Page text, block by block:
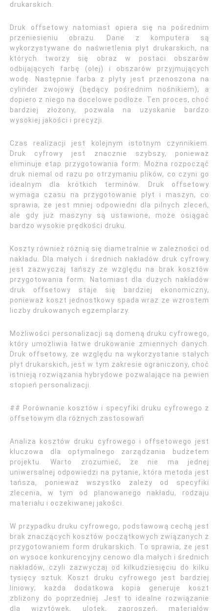
drukarskich.
Druk offsetowy natomiast opiera się na pośrednim
przeniesieniu obrazu. Dane z komputera są
wykorzystywane do naświetlenia płyt drukarskich, na
których tworzy się obraz w postaci obszarów
odbijających farbę (olej) i obszarów przyjmujących
wodę. Następnie farba z płyty jest przenoszona na
cylinder zwojowy (będący pośrednim nośnikiem), a
dopiero z niego na docelowe podłoże. Ten proces, choć
bardziej złożony, pozwala na uzyskanie bardzo
wysokiej jakości i precyzji.
Czas realizacji jest kolejnym istotnym czynnikiem.
Druk cyfrowy jest znacznie szybszy, ponieważ
eliminuje etap przygotowania form. Można rozpocząć
druk niemal od razu po otrzymaniu plików, co czyni go
idealnym dla krótkich terminów. Druk offsetowy
wymaga czasu na przygotowanie płyt i maszyn, co
sprawia, że jest mniej odpowiedni dla pilnych zleceń,
ale gdy już maszyny są ustawione, może osiągać
bardzo wysokie prędkości druku.
Koszty również różnią się diametralnie w zależności od
nakładu. Dla małych i średnich nakładów druk cyfrowy
jest zazwyczaj tańszy ze względu na brak kosztów
przygotowania form. Natomiast dla dużych nakładów
druk offsetowy staje się bardziej ekonomiczny,
ponieważ koszt jednostkowy spada wraz ze wzrostem
liczby drukowanych egzemplarzy.
Możliwości personalizacji są domeną druku cyfrowego,
który umożliwia łatwe drukowanie zmiennych danych.
Druk offsetowy, ze względu na wykorzystanie stałych
płyt drukarskich, jest w tym zakresie ograniczony, choć
istnieją rozwiązania hybrydowe pozwalające na pewien
stopień personalizacji.
## Porównanie kosztów i specyfiki druku cyfrowego z
offsetowym dla różnych zastosowań
Analiza kosztów druku cyfrowego i offsetowego jest
kluczowa dla optymalnego zarządzania budżetem
projektu. Warto zrozumieć, że nie ma jednej
uniwersalnej odpowiedzi na pytanie, która metoda jest
tańsza, ponieważ wszystko zależy od specyfiki
zlecenia, w tym od planowanego nakładu, rodzaju
materiału i oczekiwanej jakości.
W przypadku druku cyfrowego, podstawową cechą jest
brak znaczących kosztów początkowych związanych z
przygotowaniem form drukarskich. To sprawia, że jest
on wysoce konkurencyjny cenowo dla małych i średnich
nakładów, czyli zazwyczaj od kilkudziesięciu do kilku
tysięcy sztuk. Koszt druku cyfrowego jest bardziej
liniowy; każda dodatkowa kopia generuje koszt
zbliżony do poprzedniej. Jest to idealne rozwiązanie
dla wizytówek, ulotek, zaproszeń, materiałów